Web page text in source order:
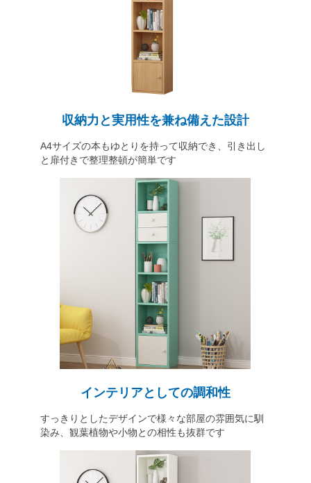
収納力と実用性を兼ね備えた設計
A4サイズの本もゆとりを持って収納でき、引き出し
と扉付きで整理整頓が簡単です
インテリアとしての調和性
すっきりとしたデザインで様々な部屋の雰囲気に馴
染み、観葉植物や小物との相性も抜群です